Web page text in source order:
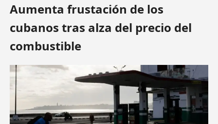
Aumenta frustación de los
cubanos tras alza del precio del
combustible